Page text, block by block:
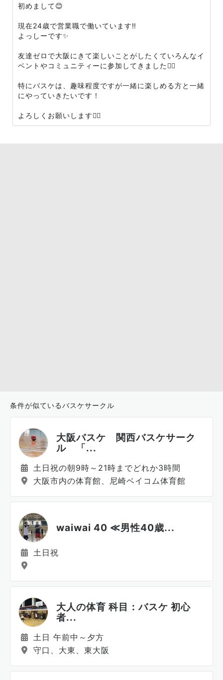
初めまして😊
現在24歳で営業職で働いています‼️
よっしーです✨
友達ゼロで大阪にきて楽しいことがしたくていろんなイ
ベントやコミュニティーに参加してきました🏃‍♀️
特にバスケは、趣味程度ですが一緒に楽しめる方と一緒
にやっていきたいです！
よろしくお願いします🙇‍♀️
条件が似ているバスケサークル
大阪バスケ 関西バスケサーク
ル 「...
土日祝の朝9時～21時までどれか3時間
大阪市内の体育館、尼崎ベイコム体育館
waiwai 40 ≪男性40歳...
土日祝
大人の体育 科目：バスケ 初心
者...
土日 午前中～夕方
守口、大東、東大阪